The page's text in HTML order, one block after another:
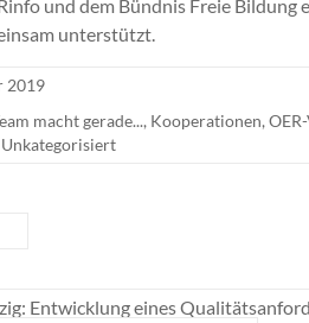
und dem Bündnis Freie Bildung
unterstützt.
2019
macht gerade..., Kooperationen,
Unkategorisiert
Entwicklung eines